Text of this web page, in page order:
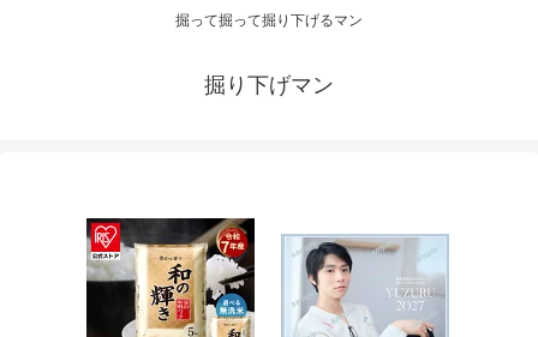
掘って掘って掘り下げるマン
掘り下げマン